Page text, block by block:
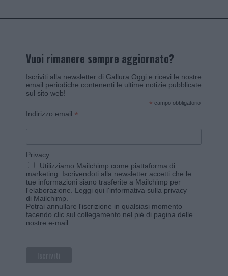
Vuoi rimanere sempre aggiornato?
Iscriviti alla newsletter di Gallura Oggi e ricevi le nostre
email periodiche contenenti le ultime notizie pubblicate
sul sito web!
* campo obbligatorio
Indirizzo email *
Privacy
Utilizziamo Mailchimp come piattaforma di
marketing. Iscrivendoti alla newsletter accetti che le
tue informazioni siano trasferite a Mailchimp per
l'elaborazione. Leggi qui l'informativa sulla privacy
di Mailchimp
Potrai annullare l'iscrizione in qualsiasi momento
facendo clic sul collegamento nel piè di pagina delle
nostre e-mail.